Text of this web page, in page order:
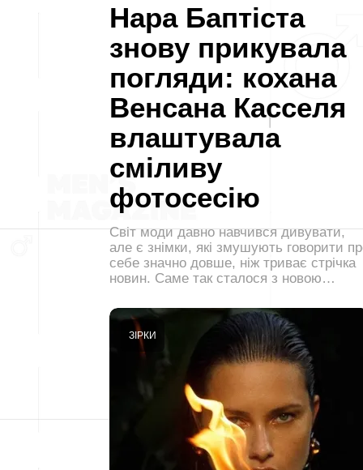
Нара Баптіста
знову прикувала
погляди: кохана
Венсана Касселя
влаштувала
сміливу
фотосесію
Світ моди давно навчився дивувати,
але є знімки, які змушують говорити
себе значно довше, ніж триває стрічка
новин. Саме так сталося з новою…
ЗІРКИ